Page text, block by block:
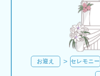
お迎え セレモニー